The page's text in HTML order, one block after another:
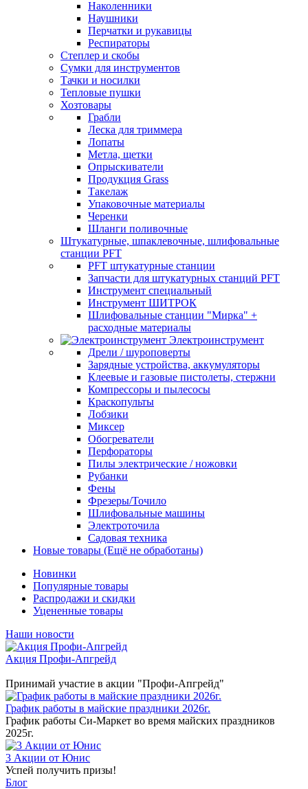
Наколенники
Наушники
Перчатки и рукавицы
Респираторы
Степлер и скобы
Сумки для инструментов
Тачки и носилки
Тепловые пушки
Хозтовары
Грабли
Леска для триммера
Лопаты
Метла, щетки
Опрыскиватели
Продукция Grass
Такелаж
Упаковочные материалы
Черенки
Шланги поливочные
Штукатурные, шпаклевочные, шлифовальные
станции PFT
PFT штукатурные станции
Запчасти для штукатурных станций PFT
Инструмент специальный
Инструмент ШИТРОК
Шлифовальные станции "Мирка" +
расходные материалы
Электроинструмент
Дрели / шуроповерты
Зарядные устройства, аккумуляторы
Клеевые и газовые пистолеты, стержни
Компрессоры и пылесосы
Краскопульты
Лобзики
Миксер
Обогреватели
Перфораторы
Пилы электрические / ножовки
Рубанки
Фены
Фрезеры/Точило
Шлифовальные машины
Электроточила
Садовая техника
Новые товары (Ещё не обработаны)
Новинки
Популярные товары
Распродажи и скидки
Уцененные товары
Наши новости
Акция Профи-Апгрейд
Принимай участие в акции "Профи-Апгрейд"
График работы в майские праздники 2026г.
График работы Си-Маркет во время майских праздников
2025г.
3 Акции от Юнис
Успей получить призы!
Блог